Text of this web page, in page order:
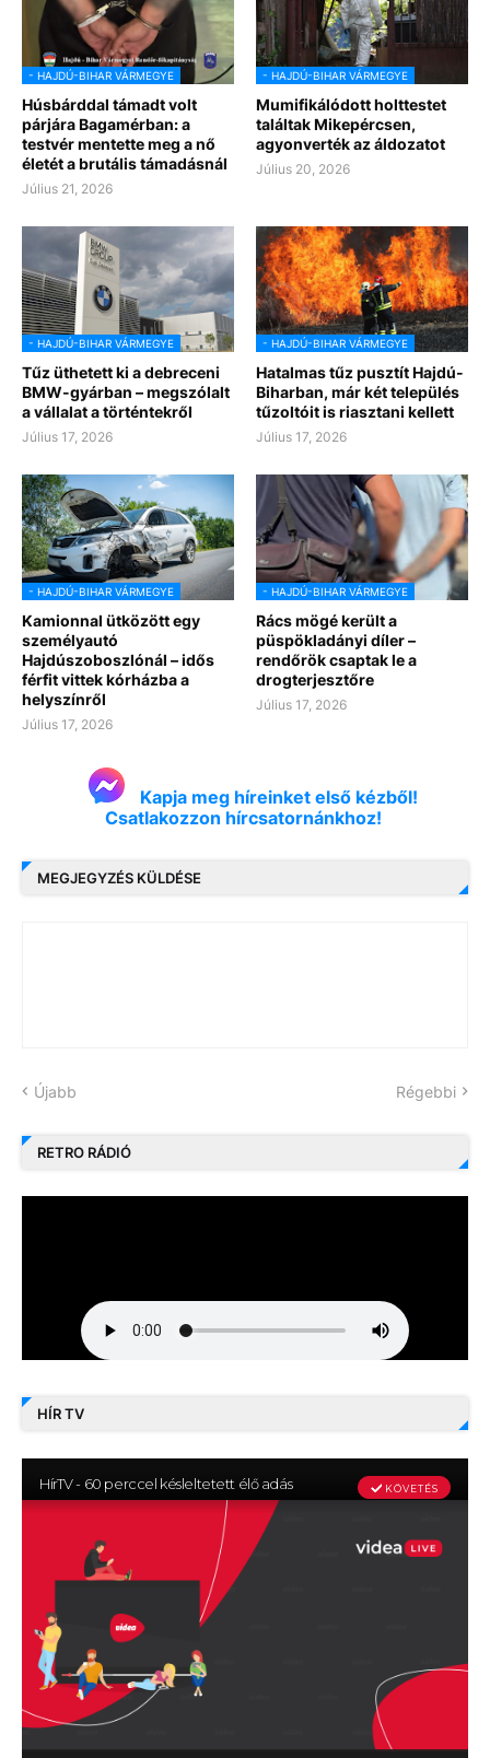
- HAJDÚ-BIHAR VÁRMEGYE
Húsbárddal támadt volt
párjára Bagamérban: a
testvér mentette meg a nő
életét a brutális támadásnál
Július 21, 2026
- HAJDÚ-BIHAR VÁRMEGYE
Mumifikálódott holttestet
találtak Mikepércsen,
agyonverték az áldozatot
Július 20, 2026
- HAJDÚ-BIHAR VÁRMEGYE
Tűz üthetett ki a debreceni
BMW-gyárban – megszólalt
a vállalat a történtekről
Július 17, 2026
- HAJDÚ-BIHAR VÁRMEGYE
Hatalmas tűz pusztít Hajdú-
Biharban, már két település
tűzoltóit is riasztani kellett
Július 17, 2026
- HAJDÚ-BIHAR VÁRMEGYE
Kamionnal ütközött egy
személyautó
Hajdúszoboszlónál – idős
férfit vittek kórházba a
helyszínről
Július 17, 2026
- HAJDÚ-BIHAR VÁRMEGYE
Rács mögé került a
püspökladányi díler –
rendőrök csaptak le a
drogterjesztőre
Július 17, 2026
Kapja meg híreinket első kézből!
Csatlakozzon hírcsatornánkhoz!
MEGJEGYZÉS KÜLDÉSE
Újabb Régebbi
RETRO RÁDIÓ
HÍR TV